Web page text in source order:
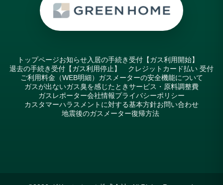
トップページお知らせ入居の手続き受付【ガス利用開始】
退去の手続き受付【ガス利用停止】 クレジットカード払い 受付
ご利用料金（WEB明細） ガスメーターの安全機能について
ガスが出ないガス臭を感じたときサービス・原料調整費
ガスレポーター会社情報プライバシーポリシー
カスタマーハラスメントに対する基本方針お問い合わせ
地震後のガスメーター復帰方法